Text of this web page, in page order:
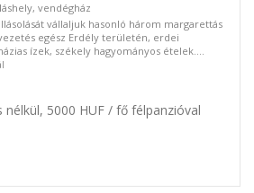
vendégház
vállaljuk hasonló három margarettás
egész Erdély területén, erdei
ízek, székely hagyományos ételek....
nélkül, 5000 HUF / fő félpanzióval